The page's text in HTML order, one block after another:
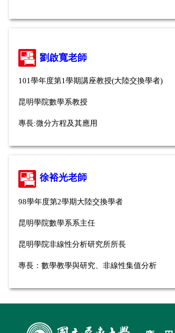
劉啟寬老師
101學年度第1學期講座教授(大陸交換學者)
昆明學院數學系教授
專長:微分方程及其應用
徐裕光老師
98學年度第2學期大陸交換學者
昆明學院數學系系主任
昆明學院非線性分析研究所所長
專長：數學教學與研究、非線性集值分析